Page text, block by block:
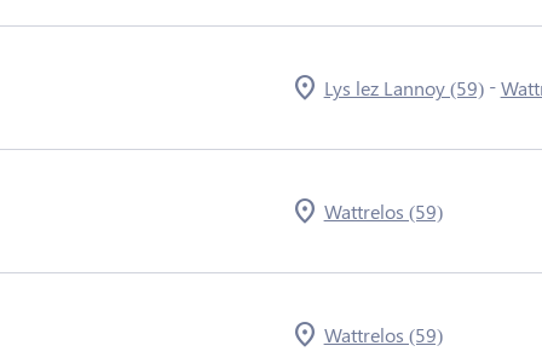
Lys lez Lannoy (59)-
Wattrelos (59)
Wattrelos (59)